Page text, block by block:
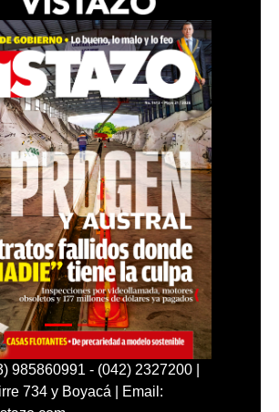
985860991 - (042) 2327200 |
734 y Boyacá | Email: